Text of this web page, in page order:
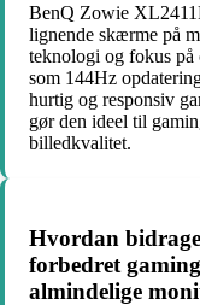
BenQ Zowie
lignende skærme på
teknologi og fokus på
som 144Hz
hurtig og responsiv
gør den ideel til
billedkvalitet.
Hvordan
forbedret
almindelige